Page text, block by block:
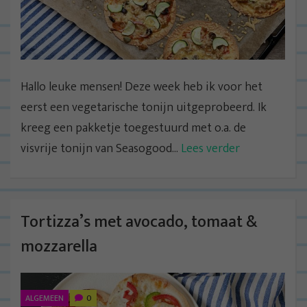
Hallo leuke mensen! Deze week heb ik voor het
eerst een vegetarische tonijn uitgeprobeerd. Ik
kreeg een pakketje toegestuurd met o.a. de
visvrije tonijn van Seasogood... Lees verder
Tortizza’s met avocado, tomaat &
mozzarella
ALGEMEEN 0